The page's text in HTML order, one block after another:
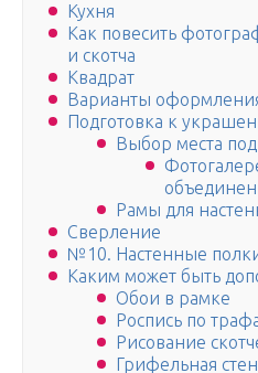
Кухня
Как повесить
и скотча
Квадрат
Варианты
Подготовка к
Выбор места
Рамы для
Сверление
№10. Настенные
Каким может быть
Обои в рамке
Роспись по
Рисование
Грифельная